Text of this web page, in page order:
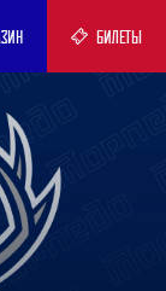
БИЛЕТЫ